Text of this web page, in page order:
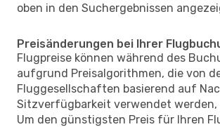
oben in den Suchergebnissen
Preisänderungen bei Ihrer
Flugpreise können während des
aufgrund Preisalgorithmen, die von
Fluggesellschaften basierend auf
Sitzverfügbarkeit verwendet werden,
Um den günstigsten Preis für Ihren